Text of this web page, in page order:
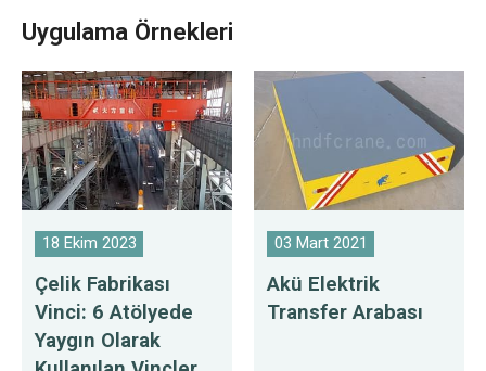
Uygulama Örnekleri
18 Ekim 2023
Çelik Fabrikası
Vinci: 6 Atölyede
Yaygın Olarak
03 Mart 2021
Akü Elektrik
Transfer Arabası